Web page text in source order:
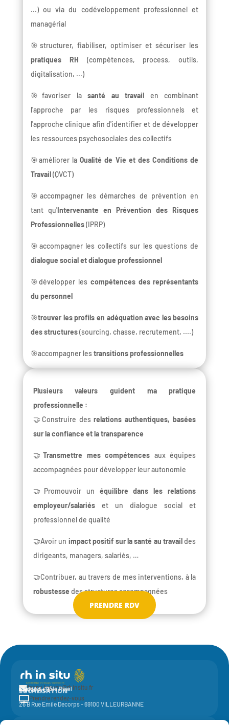
...) ou via du codéveloppement professionnel et
managérial
🎯structurer, fiabiliser, optimiser et sécuriser les
pratiques RH (compétences, process, outils,
digitalisation, ...)
🎯favoriser lasanté au travail en combinant
l'approche par les risques professionnels et
l'approche clinique afin d'identifier et de développer
les ressources psychosociales des collectifs
🎯améliorer laQualité de Vie et des Conditions de
Travail(QVCT)
🎯accompagner les démarches de prévention en
tant qu'Intervenante en Prévention des Risques
Professionnelles(IPRP)
🎯accompagner les collectifs sur les questions de
dialogue social et dialogue professionnel
🎯développer les compétences des représentants
du personnel
🎯trouver les profils en adéquation avec les besoins
des structures(sourcing, chasse, recrutement, ....)
🎯accompagner lestransitions professionnelles
Plusieurs valeurs guident ma pratique
professionnelle :
🤝Construire desrelations authentiques, basées
sur la confiance et la transparence
🤝Transmettre mes compétences aux équipes
accompagnées pour développer leur autonomie
🤝Promouvoir un équilibre dans les relations
employeur/salariéset un dialogue social et
professionnel de qualité
🤝Avoir un impact positif sur la santé au travaildes
dirigeants, managers, salariés, …
🤝Contribuer, au travers de mes interventions, à la
robustesse des structures accompagnées
PRENDRE RDV
CONTACT
fanny.leguen@rhinsitu.fr
 Prendre rendez-vous
LOCALISATION
Elycoop - Pôle Pixel
26 B Rue Emile Decorps - 69100 VILLEURBANNE